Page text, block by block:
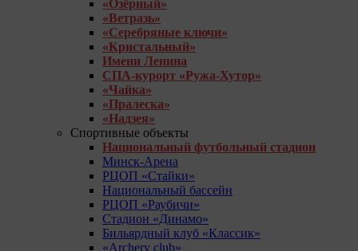
«Озёрный»
«Ветразь»
«Серебряные ключи»
«Кристальный»
Имени Ленина
СПА-курорт «Ружа-Хутор»
«Чайка»
«Пралеска»
«Надзея»
Спортивные объекты
Национальный футбольный стадион
Минск-Арена
РЦОП «Стайки»
Национальный бассейн
РЦОП «Раубичи»
Стадион «Динамо»
Бильярдный клуб «Классик»
«Archery club»